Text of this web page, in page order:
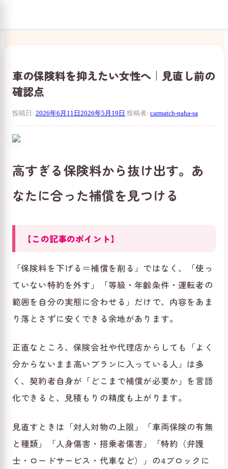
車の保険料を抑えたい女性へ｜見直し前の
確認点
投稿日: 2026年6月11日 2026年5月19日 投稿者: carmatch-naha-sa
高すぎる保険料から抜け出す。あ
なたに合った補償を見つける
【この記事のポイント】
「保険料を下げる＝補償を削る」ではなく、「使っ
ていない特約を外す」「等級・年齢条件・運転者の
範囲を自分の実態に合わせる」だけで、内容をあま
り落とさずに安くできる余地があります。
正直なところ、保険会社や代理店からしても「よく
分からないまま高いプランに入っている人」は多
く、契約者自身が「どこまで補償が必要か」を言語
化できると、見積もりの精度も上がります。
見直すときは「対人対物の上限」「車両保険の有無
と種類」「人身傷害・搭乗者傷害」「特約（弁護
士・ロードサービス・代車など）」の4ブロックに